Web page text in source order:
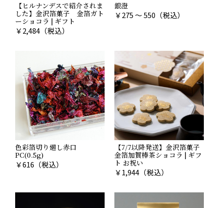
【ヒルナンデスで紹介されま
した】金沢箔菓子 金箔ガト
ーショコラ | ギフト
￥2,484 （税込）
銀澄
￥275 ～ 550 （税込）
色彩箔切り廻し赤口
PC(0.5g)
￥616 （税込）
【7/7以降発送】金沢箔菓子
金箔加賀棒茶ショコラ | ギフ
ト お祝い
￥1,944 （税込）